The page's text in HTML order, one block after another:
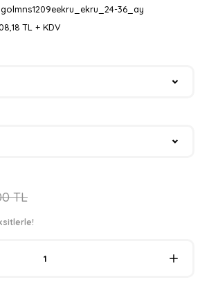
36_ay
TL + KDV
TL